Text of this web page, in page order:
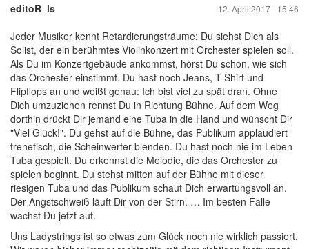
12. April 2017 - 15:46
editoR_ls
Jeder Musiker kennt Retardierungsträume: Du siehst Dich als
Solist, der ein berühmtes Violinkonzert mit Orchester spielen soll.
Als Du im Konzertgebäude ankommst, hörst Du schon, wie sich
das Orchester einstimmt. Du hast noch Jeans, T-Shirt und
Flipflops an und weißt genau: Ich bist viel zu spät dran. Ohne
Dich umzuziehen rennst Du in Richtung Bühne. Auf dem Weg
dorthin drückt Dir jemand eine Tuba in die Hand und wünscht Dir
"Viel Glück!". Du gehst auf die Bühne, das Publikum applaudiert
frenetisch, die Scheinwerfer blenden. Du hast noch nie im Leben
Tuba gespielt. Du erkennst die Melodie, die das Orchester zu
spielen beginnt. Du stehst mitten auf der Bühne mit dieser
riesigen Tuba und das Publikum schaut Dich erwartungsvoll an.
Der Angstschweiß läuft Dir von der Stirn. … Im besten Falle
wachst Du jetzt auf.
Uns Ladystrings ist so etwas zum Glück noch nie wirklich passiert.